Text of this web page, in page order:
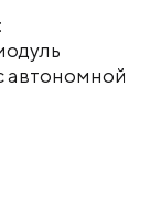
автономной